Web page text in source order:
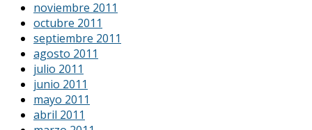
noviembre 2011
octubre 2011
septiembre 2011
agosto 2011
julio 2011
junio 2011
mayo 2011
abril 2011